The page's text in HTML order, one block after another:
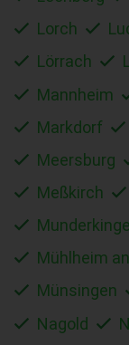
Lorch
Lörrach
Mannheim
Markdorf
Meersburg
Meßkirch
Mühlheim
Münsingen
Nagold